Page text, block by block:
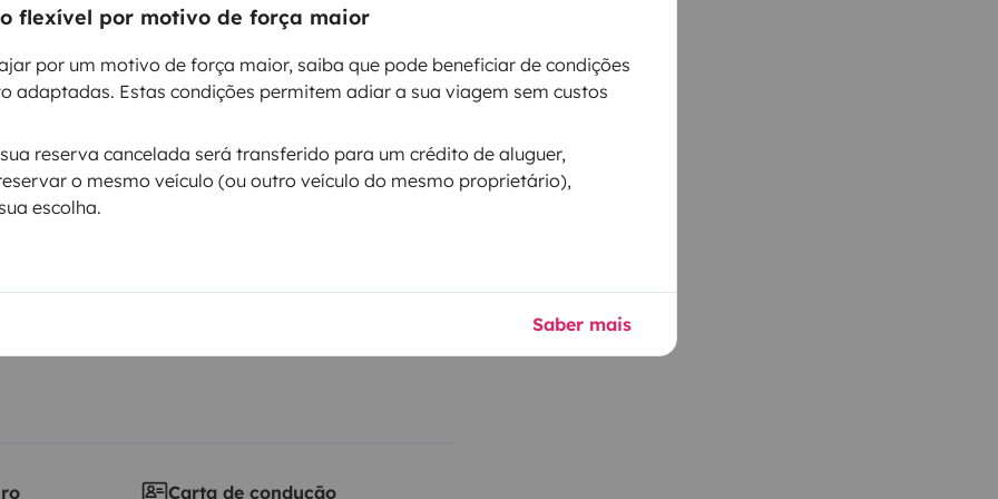
flexível por motivo de força maior
por um motivo de força maior, saiba que pode beneficiar de condições
adaptadas. Estas condições permitem adiar a sua viagem sem custos
reserva cancelada será transferido para um crédito de aluguer,
o mesmo veículo (ou outro veículo do mesmo proprietário),
escolha.
Saber mais
266 TL
2016
Carta de condução